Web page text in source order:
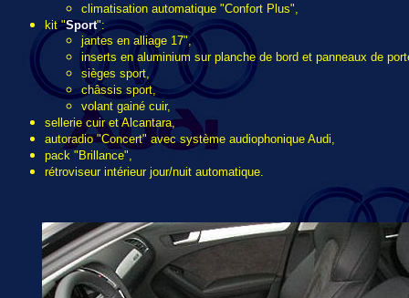
climatisation automatique "Confort Plus",
kit "Sport":
jantes en alliage 17",
inserts en aluminium sur planche de bord et panneaux de
sièges sport,
châssis sport,
volant gainé cuir,
sellerie cuir et Alcantara,
autoradio "Concert" avec système audiophonique Audi,
pack "Brillance",
rétroviseur intérieur jour/nuit automatique.